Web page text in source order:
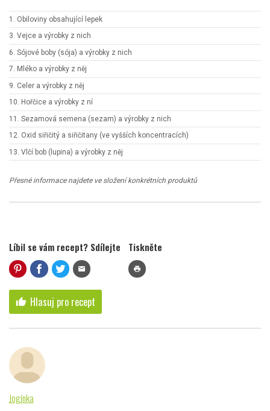
1. Obiloviny obsahující lepek
3. Vejce a výrobky z nich
6. Sójové boby (sója) a výrobky z nich
7. Mléko a výrobky z něj
9. Celer a výrobky z něj
10. Hořčice a výrobky z ní
11. Sezamová semena (sezam) a výrobky z nich
12. Oxid siřičitý a siřičitany (ve vyšších koncentracích)
13. Vlčí bob (lupina) a výrobky z něj
Přesné informace najdete ve složení konkrétních produktů
Líbil se vám recept? Sdílejte
mail
Tiskněte
print
thumb_up Hlasuj pro recept
Jogínka